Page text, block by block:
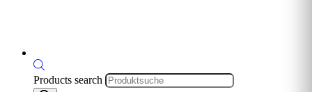
Products search